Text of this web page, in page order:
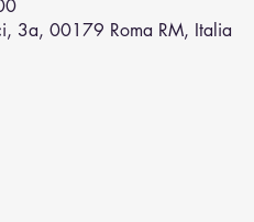
3a, 00179 Roma RM, Italia